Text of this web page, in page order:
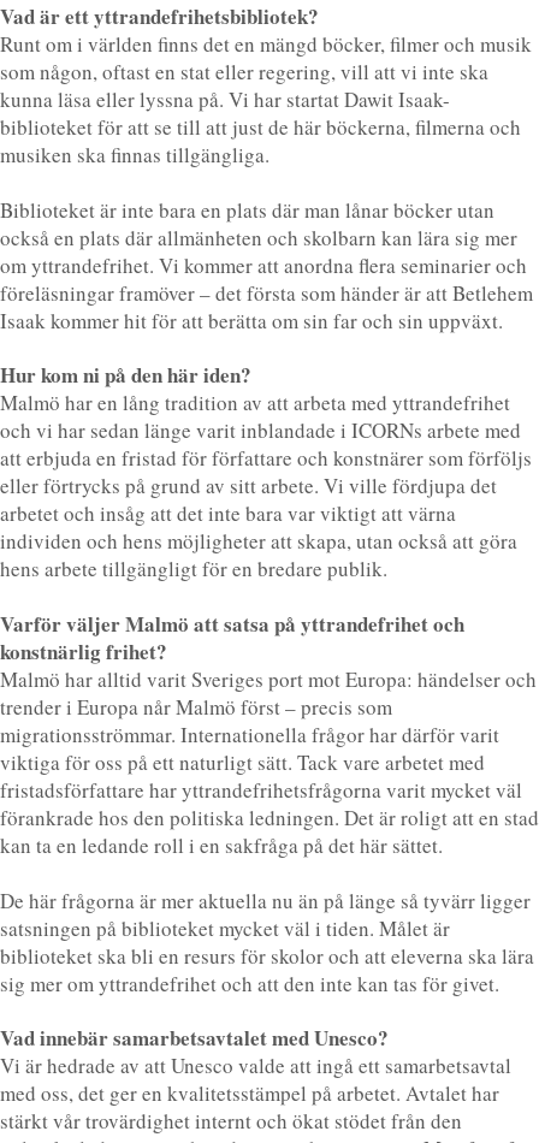
Vad är ett yttrandefrihetsbibliotek?
Runt om i världen finns det en mängd böcker, filmer och musik
som någon, oftast en stat eller regering, vill att vi inte ska
kunna läsa eller lyssna på. Vi har startat Dawit Isaak-
biblioteket för att se till att just de här böckerna, filmerna och
musiken ska finnas tillgängliga.
Biblioteket är inte bara en plats där man lånar böcker utan
också en plats där allmänheten och skolbarn kan lära sig mer
om yttrandefrihet. Vi kommer att anordna flera seminarier och
föreläsningar framöver – det första som händer är att Betlehem
Isaak kommer hit för att berätta om sin far och sin uppväxt.
Hur kom ni på den här iden?
Malmö har en lång tradition av att arbeta med yttrandefrihet
och vi har sedan länge varit inblandade i ICORNs arbete med
att erbjuda en fristad för författare och konstnärer som förföljs
eller förtrycks på grund av sitt arbete. Vi ville fördjupa det
arbetet och insåg att det inte bara var viktigt att värna
individen och hens möjligheter att skapa, utan också att göra
hens arbete tillgängligt för en bredare publik.
Varför väljer Malmö att satsa på yttrandefrihet och
konstnärlig frihet?
Malmö har alltid varit Sveriges port mot Europa: händelser och
trender i Europa når Malmö först – precis som
migrationsströmmar. Internationella frågor har därför varit
viktiga för oss på ett naturligt sätt. Tack vare arbetet med
fristadsförfattare har yttrandefrihetsfrågorna varit mycket väl
förankrade hos den politiska ledningen. Det är roligt att en stad
kan ta en ledande roll i en sakfråga på det här sättet.
De här frågorna är mer aktuella nu än på länge så tyvärr ligger
satsningen på biblioteket mycket väl i tiden. Målet är
biblioteket ska bli en resurs för skolor och att eleverna ska lära
sig mer om yttrandefrihet och att den inte kan tas för givet.
Vad innebär samarbetsavtalet med Unesco?
Vi är hedrade av att Unesco valde att ingå ett samarbetsavtal
med oss, det ger en kvalitetsstämpel på arbetet. Avtalet har
stärkt vår trovärdighet internt och ökat stödet från den